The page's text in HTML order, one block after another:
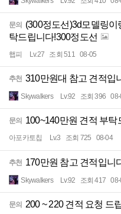
문의
(300정도선)3d모델링
탁드립니다!300정도선
햅피 Lv.27 조회 511 08-05
추천 310만원대 참고 견적입
Skywalkers Lv.92 조회 396
문의 100~140만원 견적 부탁
아포카토칩 Lv.3 조회 725 08-04
추천 170만원 참고 견적입니
Skywalkers Lv.92 조회 417
문의 200 ~ 220 견적 요청 드